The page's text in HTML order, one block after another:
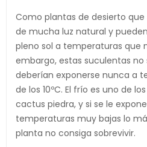
Como plantas de desierto
de mucha luz natural y
pleno sol a temperaturas que
embargo, estas suculentas
deberían exponerse nunca a
de los 10ºC. El frío es uno de
cactus piedra, y si se le
temperaturas muy bajas lo
planta no consiga sobrevivir.